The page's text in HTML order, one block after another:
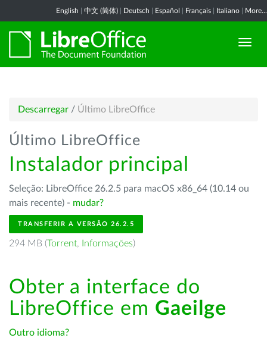
English 中文 (简体) Deutsch Español Français Italiano More...
Descarregar / Último LibreOffice
Último LibreOffice
Instalador principal
Seleção: LibreOffice 26.2.5 para macOS x86_64 (10.14 ou
mais recente) - mudar?
TRANSFERIR A VERSÃO 26.2.5
294 MB (Torrent, Informações)
Obter a interface do
LibreOffice em Gaeilge
Outro idioma?